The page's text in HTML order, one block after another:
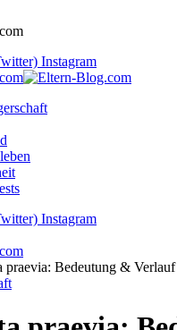
Instagram
Instagram
praevia: Bedeutung & Verlauf